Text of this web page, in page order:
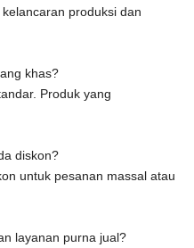
produksi dan
khas?
Produk yang
diskon?
untuk pesanan massal atau
layanan purna jual?